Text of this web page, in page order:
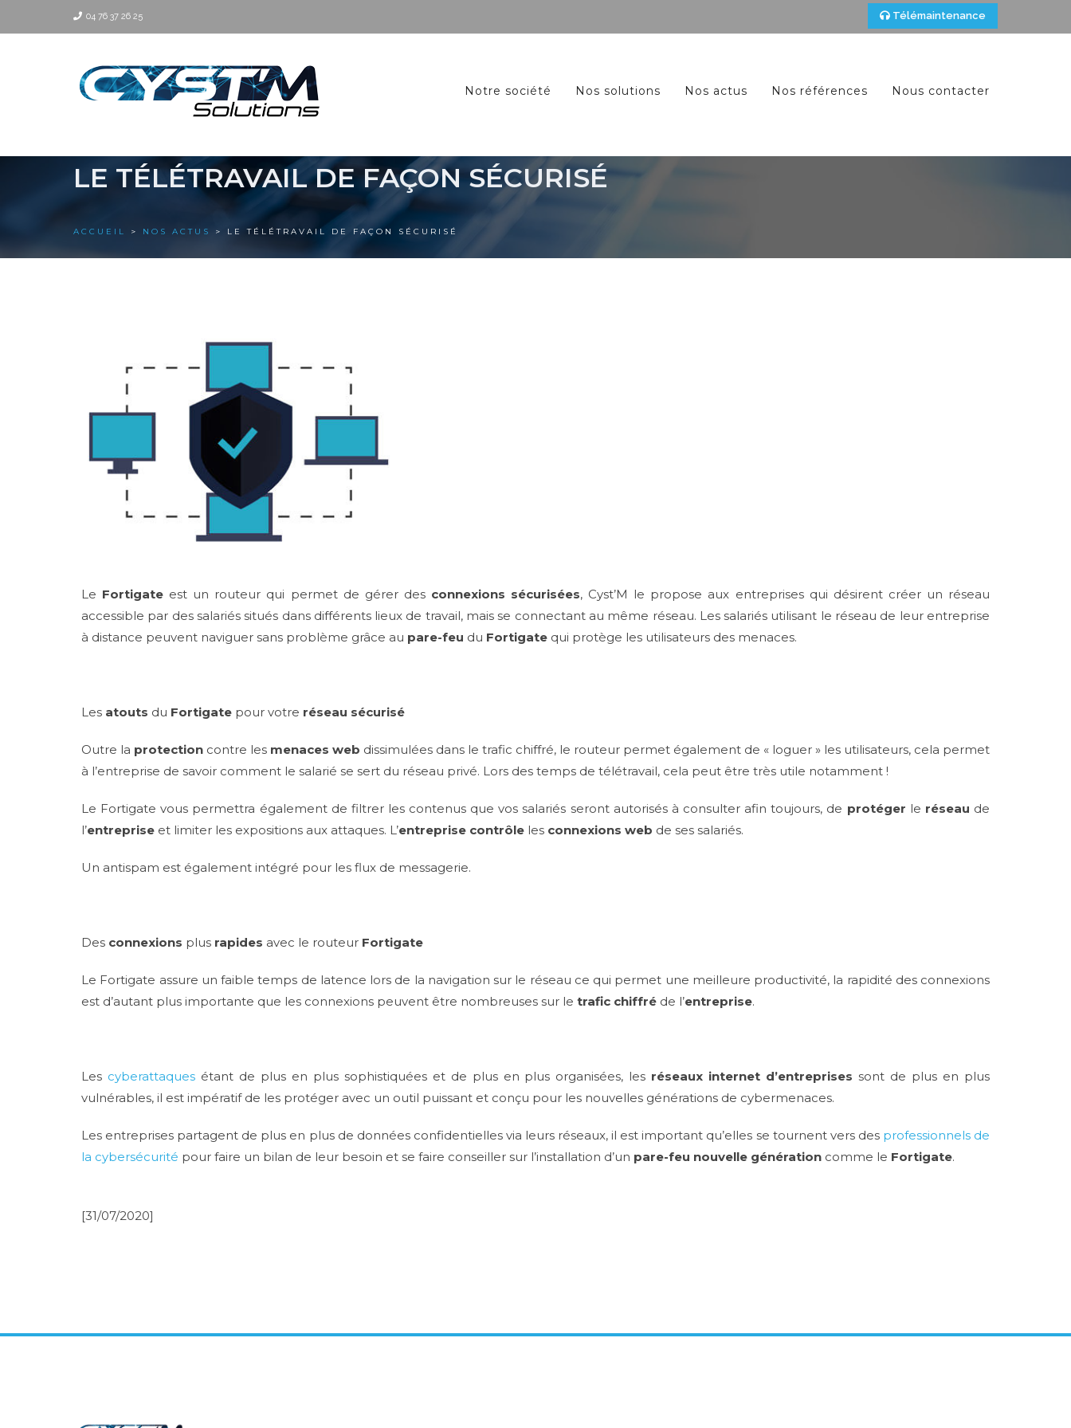
04 76 37 26 25 Télémaintenance
Notre société Nos solutions Nos actus Nos références Nous contacter
LE TÉLÉTRAVAIL DE FAÇON SÉCURISÉ
ACCUEIL > NOS ACTUS > LE TÉLÉTRAVAIL DE FAÇON SÉCURISÉ
Le Fortigate est un routeur qui permet de gérer des connexions sécurisées, Cyst’M le propose aux entreprises qui désirent créer un réseau
accessible par des salariés situés dans différents lieux de travail, mais se connectant au même réseau. Les salariés utilisant le réseau de leur entreprise
à distance peuvent naviguer sans problème grâce au pare-feu du Fortigate qui protège les utilisateurs des menaces.
Les atouts du Fortigate pour votre réseau sécurisé
Outre la protection contre les menaces web dissimulées dans le trafic chiffré, le routeur permet également de « loguer » les utilisateurs, cela permet
à l’entreprise de savoir comment le salarié se sert du réseau privé. Lors des temps de télétravail, cela peut être très utile notamment !
Le Fortigate vous permettra également de filtrer les contenus que vos salariés seront autorisés à consulter afin toujours, de protéger le réseau de
l’entreprise et limiter les expositions aux attaques. L’entreprise contrôle les connexions web de ses salariés.
Un antispam est également intégré pour les flux de messagerie.
Des connexions plus rapides avec le routeur Fortigate
Le Fortigate assure un faible temps de latence lors de la navigation sur le réseau ce qui permet une meilleure productivité, la rapidité des connexions
est d’autant plus importante que les connexions peuvent être nombreuses sur le trafic chiffré de l’entreprise.
Les cyberattaquesétant de plus en plus sophistiquées et de plus en plus organisées, les réseaux internet d’entreprises sont de plus en plus
vulnérables, il est impératif de les protéger avec un outil puissant et conçu pour les nouvelles générations de cybermenaces.
Les entreprises partagent de plus en plus de données confidentielles via leurs réseaux, il est important qu’elles se tournent vers des professionnels de
la cybersécurité pour faire un bilan de leur besoin et se faire conseiller sur l’installation d’un pare-feu nouvelle génération comme le Fortigate.
[31/07/2020]